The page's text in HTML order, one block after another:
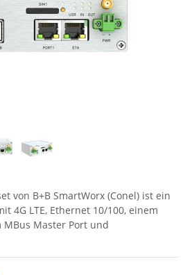
& WLAN
von B+B SmartWorx (Conel) ist ein
4G LTE, Ethernet 10/100, einem
MBus Master Port und